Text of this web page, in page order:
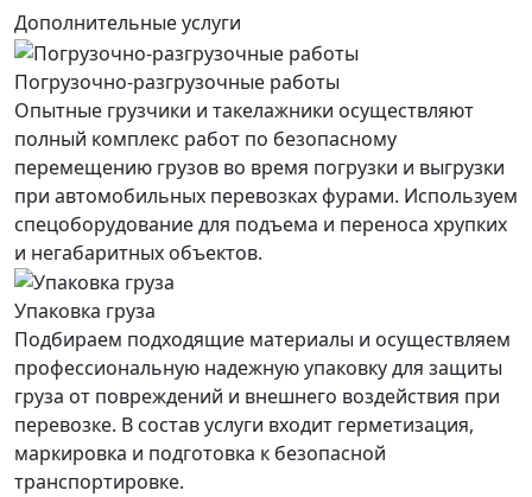
Дополнительные услуги
Погрузочно-разгрузочные работы
Опытные грузчики и такелажники осуществляют
полный комплекс работ по безопасному
перемещению грузов во время погрузки и выгрузки
при автомобильных перевозках фурами. Используем
спецоборудование для подъема и переноса хрупких
и негабаритных объектов.
Упаковка груза
Подбираем подходящие материалы и осуществляем
профессиональную надежную упаковку для защиты
груза от повреждений и внешнего воздействия при
перевозке. В состав услуги входит герметизация,
маркировка и подготовка к безопасной
транспортировке.